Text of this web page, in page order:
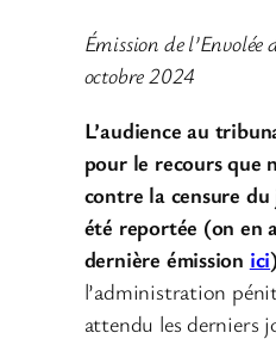
Émission de
octobre 2024
L’audience au
pour le recours que
contre la censure
été reportée (on en
dernière émission ici
l’administration
attendu les derniers